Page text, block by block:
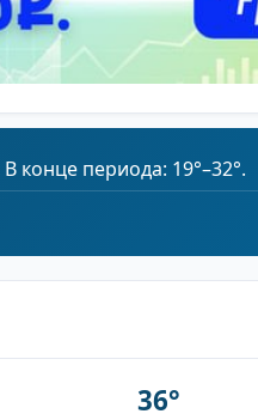
конце периода: 19°–32°.
36°